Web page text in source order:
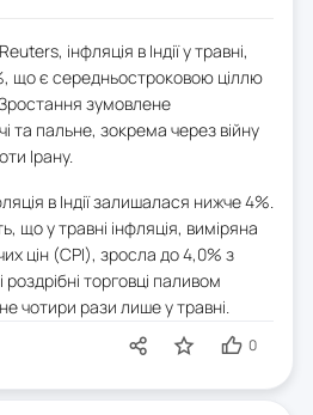
інфляція в Індії у травні,
що є середньостроковою ціллю
Зростання зумовлене
та пальне, зокрема через війну
Ірану.
в Індії залишалася нижче 4%.
що у травні інфляція, виміряна
цін (CPI), зросла до 4,0% з
роздрібні торговці паливом
чотири рази лише у травні.
0